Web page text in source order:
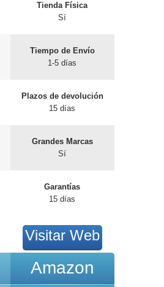
Tienda Física
Sí
Tiempo de Envío
1-5 días
Plazos de devolución
15 días
Grandes Marcas
Sí
Garantías
15 días
Visitar Web
Amazon